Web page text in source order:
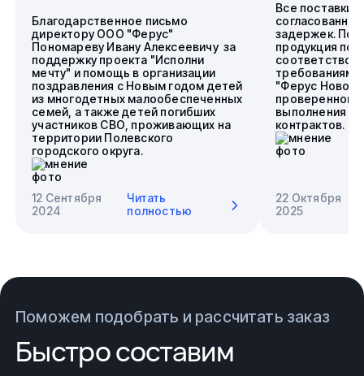
Благодарственное письмо
директору ООО "Ферус"
Пономареву Ивану Алексеевичу за
поддержку проекта "Исполни
мечту" и помощь в организации
поздравления с Новым годом детей
из многодетных малообеспеченных
семей, а также детей погибших
участников СВО, проживающих на
территории Полевского
городского округа.
12 Сентября
2024
Читать
полностью
Все поставки
задержек.
продукция
требованиям.
"Ферус
проверенного
выполнения
контрактов.
22 Октября
2025
Поможем подобрать и рассчитать заказ
Быстро составим